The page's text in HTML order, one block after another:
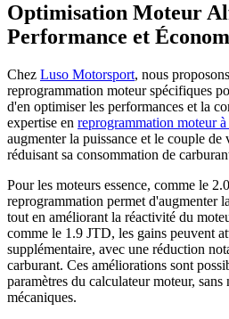
Optimisation Moteur
Performance et
Chez Luso Motorsport, nous
reprogrammation moteur spécifiques
d'en optimiser les performances et la
expertise en reprogrammation moteur
augmenter la puissance et le couple
réduisant sa consommation de
Pour les moteurs essence, comme le
reprogrammation permet d'augmenter
tout en améliorant la réactivité du
comme le 1.9 JTD, les gains peuvent
supplémentaire, avec une réduction
carburant. Ces améliorations sont
paramètres du calculateur moteur,
mécaniques.